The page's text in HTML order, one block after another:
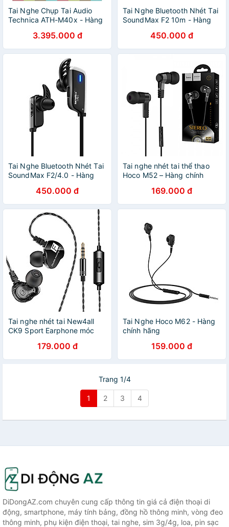
Tai Nghe Chụp Tai Audio
Technica ATH-M40x - Hàng
3.395.000 đ
Tai Nghe Bluetooth Nhét Tai
SoundMax F2 10m - Hàng
450.000 đ
Tai Nghe Bluetooth Nhét Tai
SoundMax F2/4.0 - Hàng
450.000 đ
Tai nghe nhét tai thể thao
Hoco M52 – Hàng chính
169.000 đ
Tai nghe nhét tai New4all
CK9 Sport Earphone móc
179.000 đ
Tai Nghe Hoco M62 - Hàng
chính hãng
159.000 đ
Trang 1/4
1 2 3 4
DiDongAZ.com chuyên cung cấp thông tin giá cả điện thoại di
động, smartphone, máy tính bảng, đồng hồ thông minh, vòng đeo
thông minh, phụ kiện điện thoại, tai nghe, sim 3g/4g, loa, pin sạc